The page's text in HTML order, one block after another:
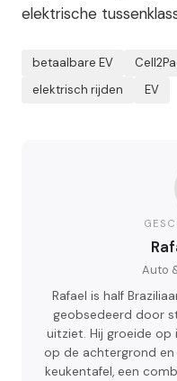
elektrische
betaalbare EV
elektrisch rijden
EV
Auto
Rafael is half
geobsedeerd door
uitziet. Hij groeide
op de achtergrond
keukentafel, een